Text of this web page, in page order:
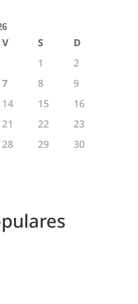
V S
D
1
2
7 8
9
14 15
16
21 22
23
28 29
30